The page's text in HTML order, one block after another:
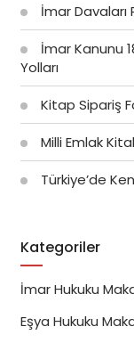
İmar Davaları
İmar Kanunu
Yolları
Kitap Sipariş
Milli Emlak
Türkiye’de
Kategoriler
İmar Hukuku
Eşya Hukuku